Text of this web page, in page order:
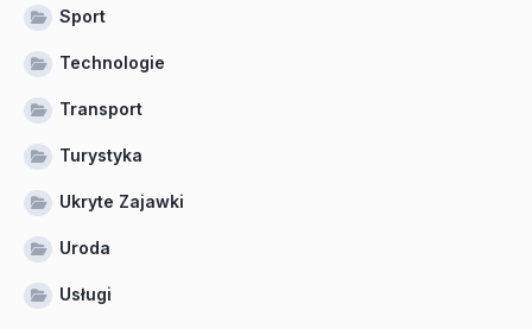
Sport
Technologie
Transport
Turystyka
Ukryte Zajawki
Uroda
Usługi